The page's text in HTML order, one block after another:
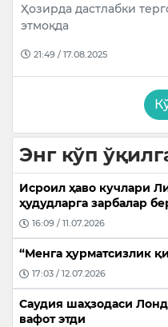
Ҳозирда дастлабки
этмоқда
21:49 / 17.08.2025
Энг кўп
Исроил ҳаво кучлари
ҳудудларга зарбалар
16:09 / 11.07.2026
“Менга ҳурматсизлик
17:03 / 12.07.2026
Саудия шаҳзодаси
вафот этди